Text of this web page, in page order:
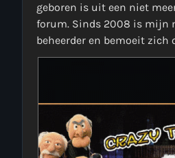
WAAR LUISTER JE NU NAAR
geboren is uit een niet
forum. Sinds 2008 is mijn
beheerder en bemoeit zich